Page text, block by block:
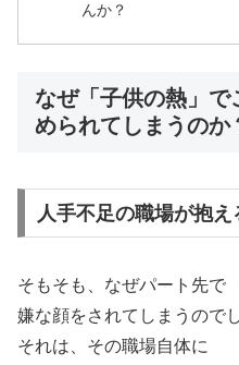
んか？
なぜ「子供の熱」
められてしまうのか
人手不足の職場が抱
そもそも、なぜパート先で
嫌な顔をされてしまうので
それは、その職場自体に